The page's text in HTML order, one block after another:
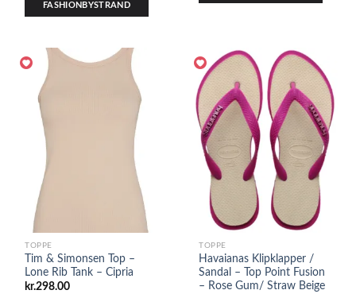
FASHIONBYSTRAND
TOPPE
Tim & Simonsen Top –
Lone Rib Tank – Cipria
kr.298.00
TOPPE
Havaianas Klipklapper /
Sandal – Top Point Fusion
– Rose Gum/ Straw Beige